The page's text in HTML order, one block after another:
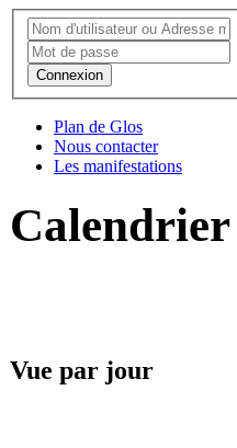
Connexion
Plan de Glos
Nous contacter
Les manifestations
Calendrier
Vue par jour